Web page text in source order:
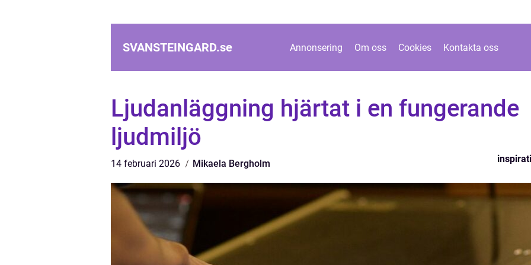
SVANSTEINGARD.se Annonsering Om oss Cookies Kontakta oss
Ljudanläggning hjärtat i en fungerande
ljudmiljö
14 februari 2026 Mikaela Bergholm